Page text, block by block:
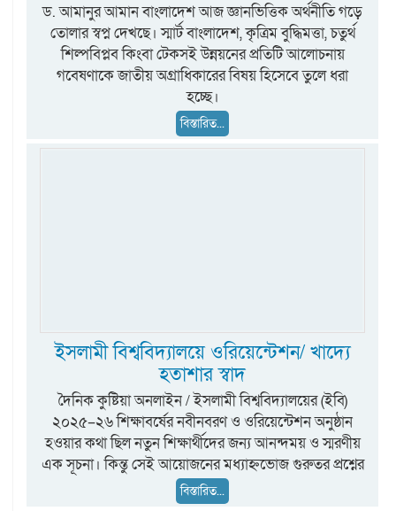
ড. আমানুর আমান বাংলাদেশ আজ জ্ঞানভিত্তিক অর্থনীতি গড়ে
তোলার স্বপ্ন দেখছে। স্মার্ট বাংলাদেশ, কৃত্রিম বুদ্ধিমত্তা, চতুর্থ
শিল্পবিপ্লব কিংবা টেকসই উন্নয়নের প্রতিটি আলোচনায়
গবেষণাকে জাতীয় অগ্রাধিকারের বিষয় হিসেবে তুলে ধরা
হচ্ছে।
বিস্তারিত...
ইসলামী বিশ্ববিদ্যালয়ে ওরিয়েন্টেশন/ খাদ্যে
হতাশার স্বাদ
দৈনিক কুষ্টিয়া অনলাইন / ইসলামী বিশ্ববিদ্যালয়ের (ইবি)
২০২৫–২৬ শিক্ষাবর্ষের নবীনবরণ ও ওরিয়েন্টেশন অনুষ্ঠান
হওয়ার কথা ছিল নতুন শিক্ষার্থীদের জন্য আনন্দময় ও স্মরণীয়
এক সূচনা। কিন্তু সেই আয়োজনের মধ্যাহ্নভোজ গুরুতর প্রশ্নের
বিস্তারিত...